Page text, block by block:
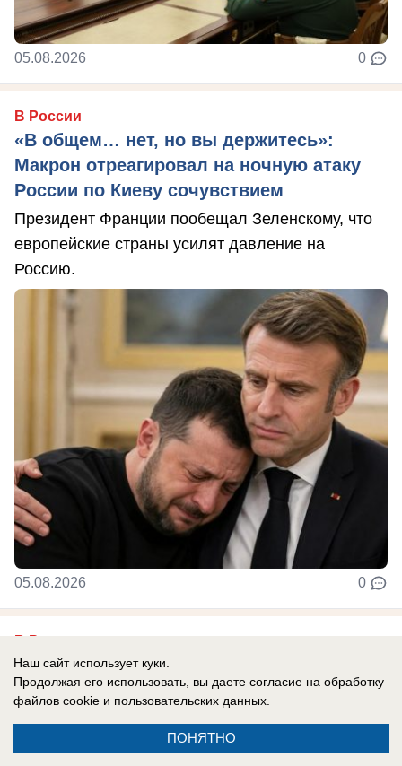
05.08.2026 0
В России
«В общем… нет, но вы держитесь»:
Макрон отреагировал на ночную атаку
России по Киеву сочувствием
Президент Франции пообещал Зеленскому, что
европейские страны усилят давление на
Россию.
05.08.2026 0
В России
До них начало доходить: отставной
главком ВСУ Залужный признал полное
Российская армия нашла противодействие
Наш сайт использует куки.
Продолжая его использовать, вы даете согласие на обработку
файлов cookie и пользовательских данных.
ПОНЯТНО